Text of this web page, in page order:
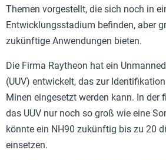
Themen vorgestellt, die sich noch in
Entwicklungsstadium befinden, aber
zukünftige Anwendungen bieten.
Die Firma Raytheon hat ein
(UUV) entwickelt, das zur
Minen eingesetzt werden kann. In der
das UUV nur noch so groß wie eine
könnte ein NH90 zukünftig bis zu 20
einsetzen.